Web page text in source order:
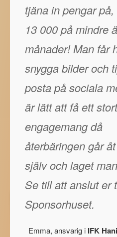
tjäna in pengar
13 000 på mindre
månader! Man får
snygga bilder och
posta på sociala
är lätt att få ett stort
engagemang då
återbäringen går
själv och laget
Se till att anslut er
Sponsorhuset.
Emma, ansvarig i IFK